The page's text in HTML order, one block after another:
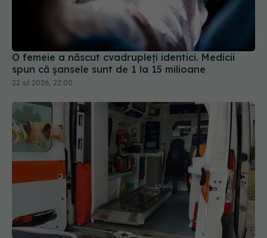
O femeie a născut cvadrupleți identici. Medicii
spun că șansele sunt de 1 la 15 milioane
22 iul 2026, 22:00